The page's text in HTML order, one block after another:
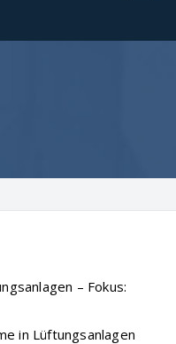
– Fokus:
in Lüftungsanlagen